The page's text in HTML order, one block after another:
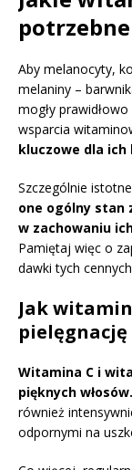
Aby melanocyty,
melaniny –
mogły
wsparcia
kluczowe dla ich
Szczególnie
one ogólny stan
w zachowaniu
Pamiętaj więc o
dawki tych
Jak
pielęgnację
Witamina C i
pięknych włosów.
również
odpornymi na